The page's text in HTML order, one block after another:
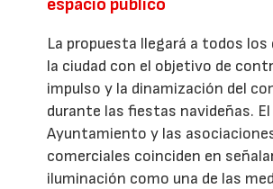
La propuesta llegará a todos
la ciudad con el objetivo de
impulso y la dinamización del
durante las fiestas navideñas. El
Ayuntamiento y las
comerciales coinciden en
iluminación como una de las